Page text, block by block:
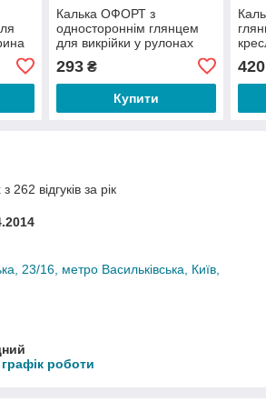
Калька ОФОРТ з
одностороннім глянцем
для викрійки у рулонах
ширина 84 см довжина 15
метрів, щільність 40г/м.кв
(7117)
293₴
Купити
420
262 відгуків за рік
23/16, метро Васильківська, Київ,
роботи